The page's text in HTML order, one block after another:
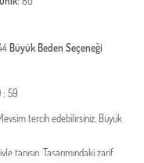
Büyük Beden Seçeneği
: 59
tercih edebilirsiniz. Büyük
tanışın. Tasarımındaki zarif